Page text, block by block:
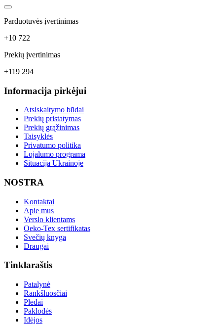
Parduotuvės įvertinimas
+10 722
Prekių įvertinimas
+119 294
Informacija pirkėjui
Atsiskaitymo būdai
Prekių pristatymas
Prekių grąžinimas
Taisyklės
Privatumo politika
Lojalumo programa
Situacija Ukrainoje
NOSTRA
Kontaktai
Apie mus
Verslo klientams
Oeko-Tex sertifikatas
Svečių knyga
Draugai
Tinklaraštis
Patalynė
Rankšluosčiai
Pledai
Paklodės
Idėjos